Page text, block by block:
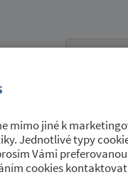
mimo jiné k
Jednotlivé typy
Vámi
cookies
Sport a kultura